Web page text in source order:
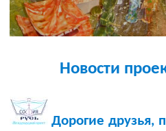
Новости
Дорогие друзья,